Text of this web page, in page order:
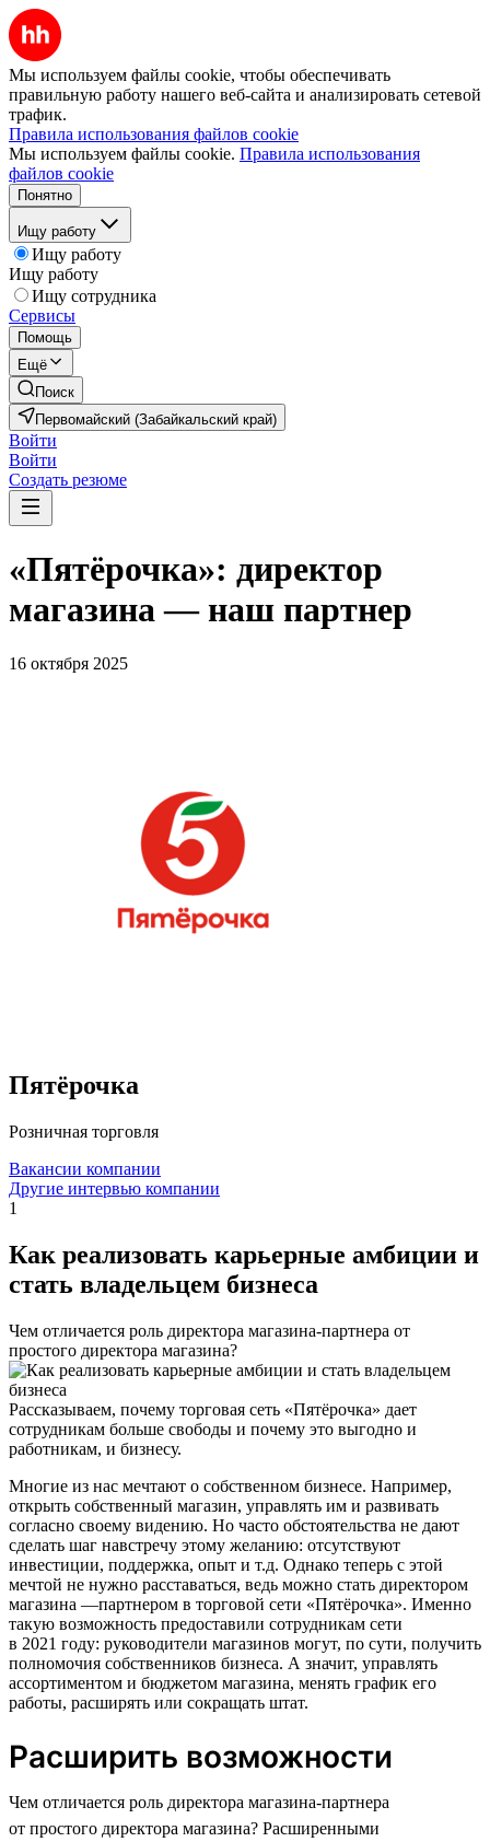
Мы используем файлы cookie, чтобы обеспечивать
правильную работу нашего веб-сайта и анализировать сетевой
трафик.
Правила использования файлов cookie
Мы используем файлы cookie. Правила использования
файлов cookie
Понятно
Ищу работу
Ищу работу
Ищу работу
Ищу сотрудника
Сервисы
Помощь
Ещё
Поиск
Первомайский (Забайкальский край)
Войти
Войти
Создать резюме
«Пятёрочка»: директор
магазина — наш партнер
16 октября 2025
Пятёрочка
Розничная торговля
Вакансии компании
Другие интервью компании
1
Как реализовать карьерные амбиции и
стать владельцем бизнеса
Чем отличается роль директора магазина-партнера от
простого директора магазина?
Рассказываем, почему торговая сеть «Пятёрочка» дает
сотрудникам больше свободы и почему это выгодно и
работникам, и бизнесу.
Многие из нас мечтают о собственном бизнесе. Например,
открыть собственный магазин, управлять им и развивать
согласно своему видению. Но часто обстоятельства не дают
сделать шаг навстречу этому желанию: отсутствуют
инвестиции, поддержка, опыт и т.д. Однако теперь с этой
мечтой не нужно расставаться, ведь можно стать директором
магазина —партнером в торговой сети «Пятёрочка». Именно
такую возможность предоставили сотрудникам сети
в 2021 году: руководители магазинов могут, по сути, получить
полномочия собственников бизнеса. А значит, управлять
ассортиментом и бюджетом магазина, менять график его
работы, расширять или сокращать штат.
Расширить возможности
Чем отличается роль директора магазина-партнера
от простого директора магазина? Расширенными